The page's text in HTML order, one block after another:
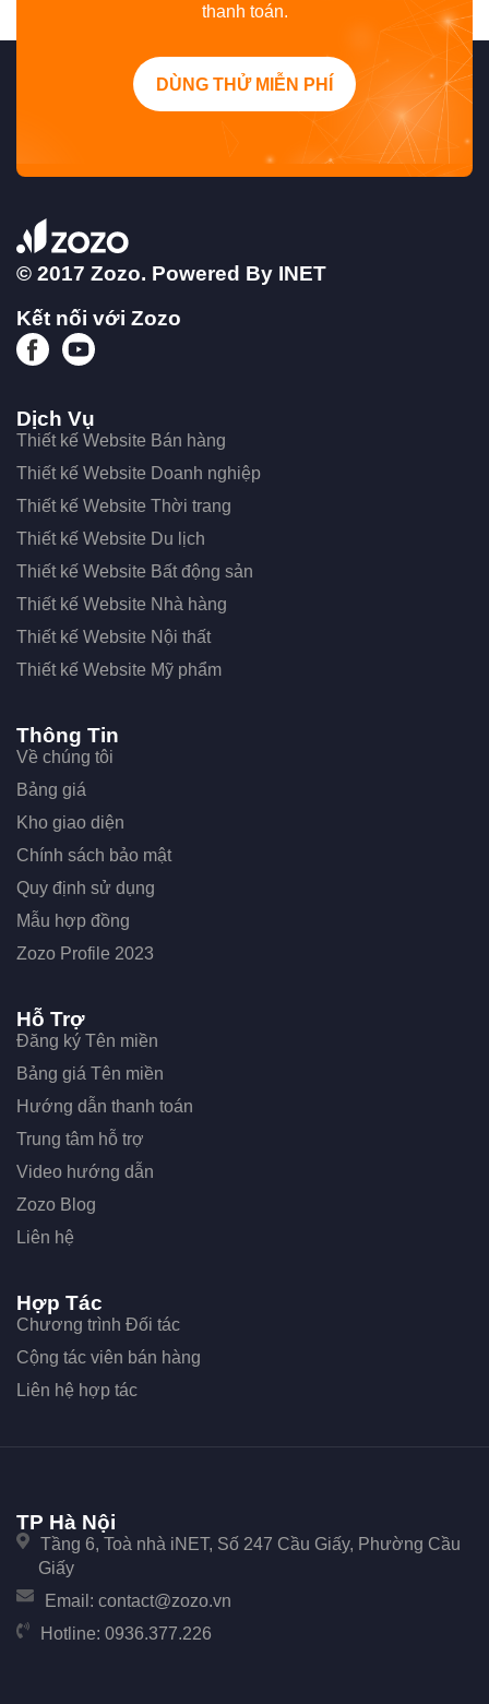
thanh toán.
DÙNG THỬ MIỄN PHÍ
© 2017 Zozo. Powered By INET
Kết nối với Zozo
Dịch Vụ
Thiết kế Website Bán hàng
Thiết kế Website Doanh nghiệp
Thiết kế Website Thời trang
Thiết kế Website Du lịch
Thiết kế Website Bất động sản
Thiết kế Website Nhà hàng
Thiết kế Website Nội thất
Thiết kế Website Mỹ phẩm
Thông Tin
Về chúng tôi
Bảng giá
Kho giao diện
Chính sách bảo mật
Quy định sử dụng
Mẫu hợp đồng
Zozo Profile 2023
Hỗ Trợ
Đăng ký Tên miền
Bảng giá Tên miền
Hướng dẫn thanh toán
Trung tâm hỗ trợ
Video hướng dẫn
Zozo Blog
Liên hệ
Hợp Tác
Chương trình Đối tác
Cộng tác viên bán hàng
Liên hệ hợp tác
TP Hà Nội
Tầng 6, Toà nhà iNET, Số 247 Cầu Giấy, Phường Cầu
Giấy
Email: contact@zozo.vn
Hotline: 0936.377.226